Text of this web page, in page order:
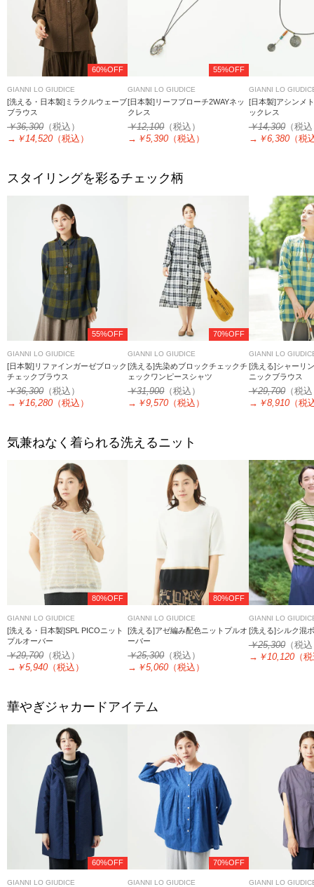
60%OFF
GIANNI LO GIUDICE
[洗える・日本製]ミラクルウェーブ
ブラウス
￥36,300 （税込）
→ ￥14,520 （税込）
55%OFF
GIANNI LO GIUDICE
[日本製]リーフブローチ2WAYネッ
クレス
￥12,100（税込）
→ ￥5,390 （税込）
GIANNI LO
[日本製]アシンメ
ックレス
￥14,300（税
→ ￥6,380（税
スタイリングを彩るチェック柄
55%OFF
GIANNI LO GIUDICE
[日本製]リファインガーゼブロック
チェックブラウス
￥36,300 （税込）
→ ￥16,280 （税込）
70%OFF
GIANNI LO GIUDICE
[洗える]先染めブロックチェックチ
ェックワンピースシャツ
￥31,900（税込）
→ ￥9,570 （税込）
GIANNI LO
[洗える]シャーリ
ニックブラウス
￥29,700（税
→ ￥8,910（税
気兼ねなく着られる洗えるニット
80%OFF
GIANNI LO GIUDICE
[洗える・日本製]SPL PICOニット
プルオーバー
￥29,700 （税込）
→ ￥5,940 （税込）
80%OFF
GIANNI LO GIUDICE
[洗える]アゼ編み配色ニットプルオ
ーバー
￥25,300（税込）
→ ￥5,060 （税込）
GIANNI LO
[洗える]シルク混
￥25,300（税
→ ￥10,120（
華やぎジャカードアイテム
60%OFF
GIANNI LO GIUDICE
70%OFF
GIANNI LO GIUDICE GIANNI LO